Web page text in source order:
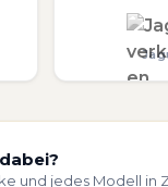
und jedes Modell in